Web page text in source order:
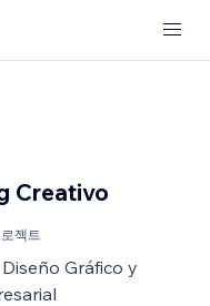
Creativo
젝트
Gráfico y